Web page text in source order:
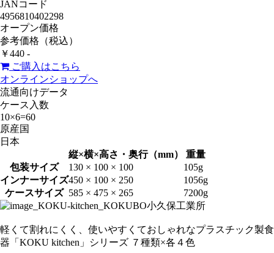
JANコード
4956810402298
オープン価格
参考価格（税込）
￥440 -
ご購入はこちら
オンラインショップへ
流通向けデータ
ケース入数
10×6=60
原産国
日本
縦×横×高さ・奥行（mm）
重量
包装サイズ
130 × 100 × 100
105g
インナーサイズ450 × 100 × 250
1056g
ケースサイズ 585 × 475 × 265 7200g
軽くて割れにくく、使いやすくておしゃれなプラスチック製食
器「KOKU kitchen」シリーズ ７種類×各４色